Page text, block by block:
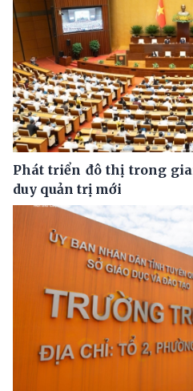
Phát triển đô thị trong
duy quản trị mới